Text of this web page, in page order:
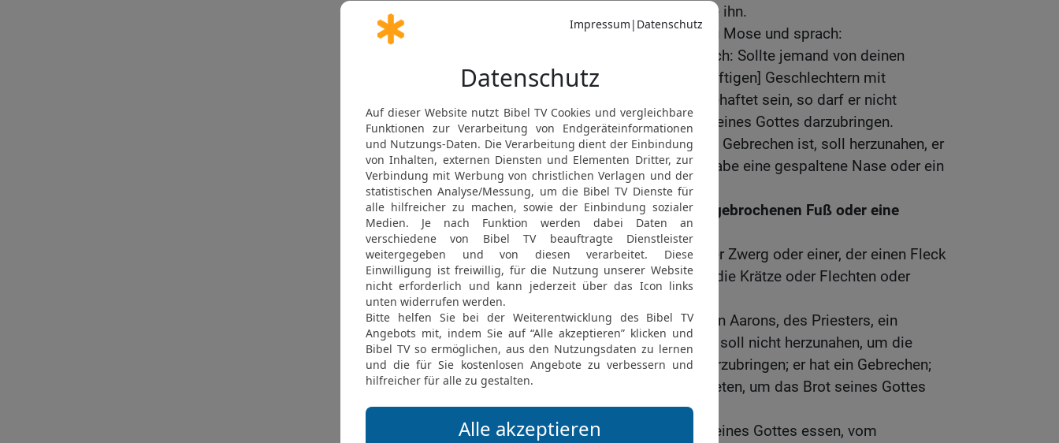
denn ich, der HERR, heilige ihn.
Und der HERR redete zu Mose und sprach:
Rede zu Aaron und sprich: Sollte jemand von deinen
Nachkommen in ihren [künftigen] Geschlechtern mit
irgendeinem Gebrechen behaftet sein, so darf er nicht
herzunahen, um das Brot seines Gottes darzubringen.
18 Nein, keiner, an dem ein Gebrechen ist, soll herzunahen, er
sei blind oder lahm oder habe eine gespaltene Nase oder ein
Glied, das zu lang ist;
19 auch keiner, der einen gebrochenen Fuß oder eine
gebrochene Hand hat,
20 auch kein Buckliger oder Zwerg oder einer, der einen Fleck
auf seinem Auge hat oder die Krätze oder Flechten oder
21 Wer nun von dem Samen Aarons, des Priesters, ein
Gebrechen an sich hat, der soll nicht herzunahen, um die
Feueropfer des HERRN darzubringen; er hat ein Gebrechen;
darum soll er nicht herzutreten, um das Brot seines Gottes
darzubringen.
22 Doch darf er das Brot seines Gottes essen, vom